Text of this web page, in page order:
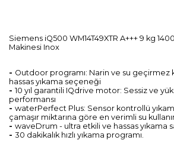
Siemens iQ500 WM14T49XTR A+++ 9 kg
Makinesi Inox
- Outdoor programı: Narin ve su geçirmez
hassas yıkama seçeneği
- 10 yıl garantili IQdrive motor: Sessiz ve
performansı
- waterPerfect Plus: Sensor kontrollü
çamaşır miktarına göre en verimli su
- waveDrum - ultra etkili ve hassas yıkama
- 30 dakikalık hızlı yıkama programı.